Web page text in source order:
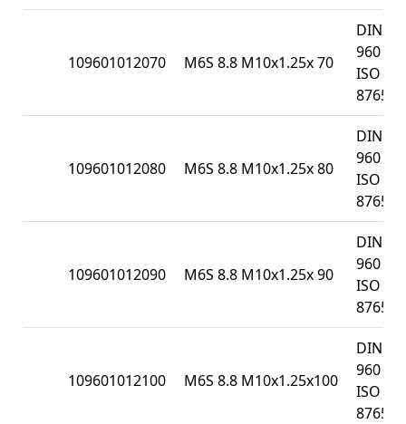
109601012070 M6S 8.8 M10x1.25x 70
DIN
960 /
ISO
8765
109601012080 M6S 8.8 M10x1.25x 80
DIN
960 /
ISO
8765
109601012090 M6S 8.8 M10x1.25x 90
DIN
960 /
ISO
8765
109601012100 M6S 8.8 M10x1.25x100
DIN
960 /
ISO
8765